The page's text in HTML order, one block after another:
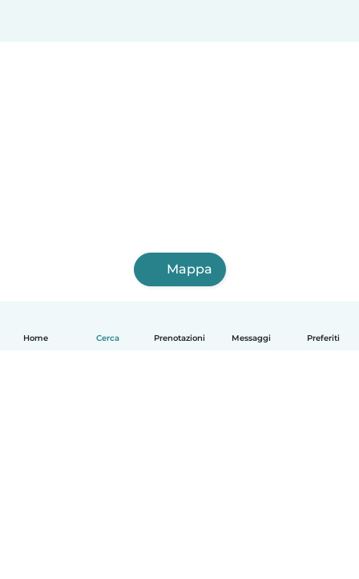
Home Cerca Prenotazioni Messaggi Preferiti
Mappa